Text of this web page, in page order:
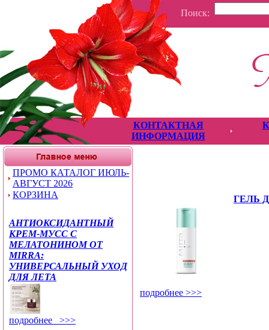
Поиск:
КОНТАКТНАЯ
ИНФОРМАЦИЯ
ПРОМО КАТАЛОГ ИЮЛЬ-
АВГУСТ 2026
КОРЗИНА
АНТИОКСИДАНТНЫЙ
КРЕМ-МУСС С
МЕЛАТОНИНОМ ОТ
MIRRA:
УНИВЕРСАЛЬНЫЙ УХОД
ДЛЯ ЛЕТА
подробнее >>>
ГЕЛЬ
подробнее >>>